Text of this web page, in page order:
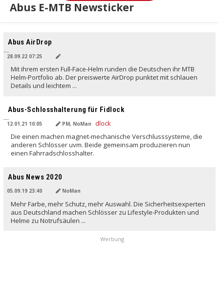
Abus E-MTB Newsticker
Berichte
Abus AirDrop
28.09.22 07:25
Mit ihrem ersten Full-Face-Helm runden die Deutschen ihr MTB
Helm-Portfolio ab. Der preiswerte AirDrop punktet mit schlauen
Details und leichtem ...
Abus-Schlosshalterung für Fidlock
12.01.21 10:05 PM, NoMan
Die einen machen magnet-mechanische Verschlusssysteme, die
anderen Schlösser uvm. Beide gemeinsam produzieren nun
einen Fahrradschlosshalter.
Abus News 2020
05.09.19 23:40 NoMan
Mehr Farbe, mehr Schutz, mehr Auswahl. Die Sicherheitsexperten
aus Deutschland machen Schlösser zu Lifestyle-Produkten und
Helme zu Notrufsäulen ...
Werbung